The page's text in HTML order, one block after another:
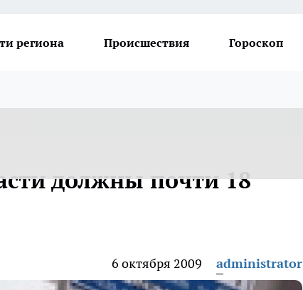
региона Происшествия Гороскоп
должны почти 18
6 октября 2009 administrator